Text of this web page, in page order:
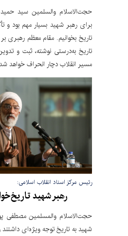
حجت‌الاسلام والسلمین سید
برای رهبر شهید بسیار مهم بود و
تاریخ بخوانیم. مقام معظم رهبری بر
تاریخ به‌درستی نوشته، ثبت و
مسیر انقلاب دچار انحراف خواهد
رئیس مرکز اسناد انقلاب اسلامی:
رهبر شهید
حجت‌الاسلام والمسلمین مصطفی
شهید به تاریخ توجه ویژه‌ای